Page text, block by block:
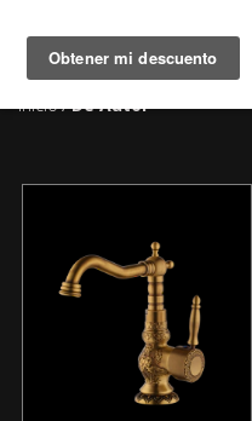
Inicio/De Autor